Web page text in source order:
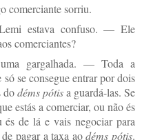
comerciante sorriu.
estava confuso. — Ele
comerciantes?
gargalhada. — Toda a
se consegue entrar por dois
dodéms pótisa guardá-las. Se
estás a comerciar, ou não és
de lá e vais negociar para
pagar a taxa aodéms pótis.